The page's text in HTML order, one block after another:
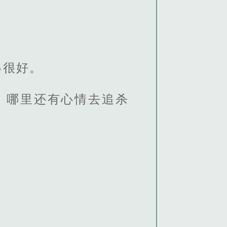
好。
哪里还有心情去追杀